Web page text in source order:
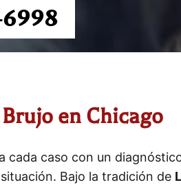
en Chicago
cada caso con un
Bajo la tradición de